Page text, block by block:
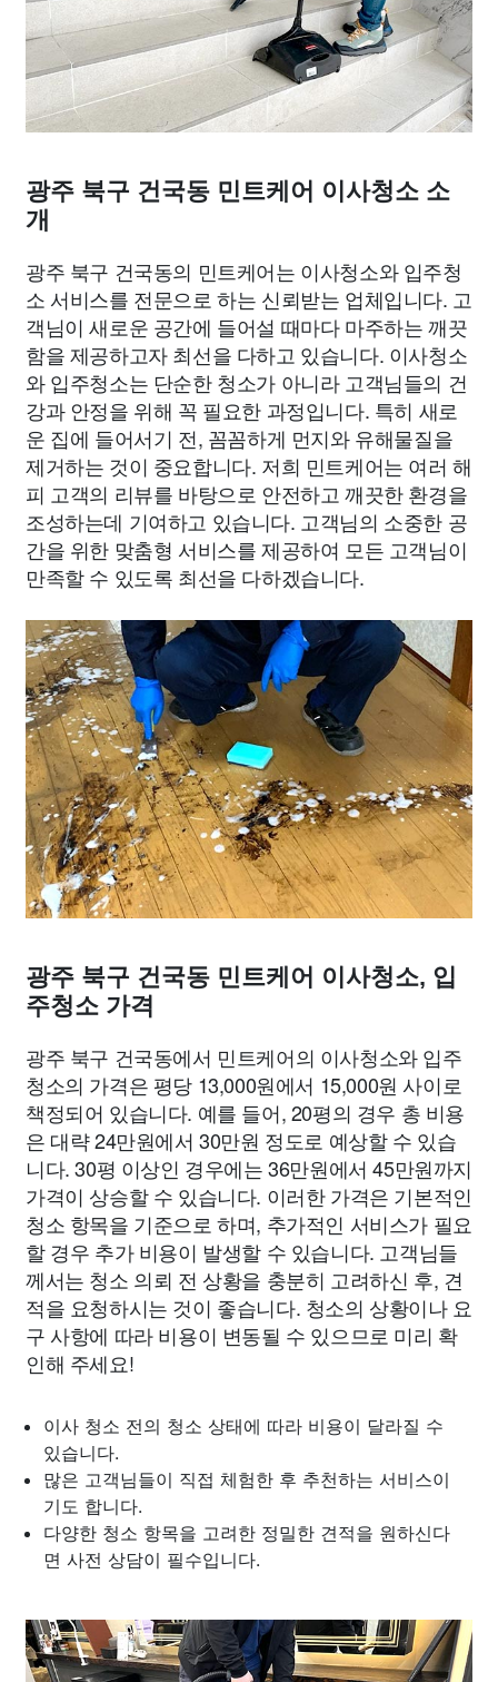
광주 북구 건국동 민트케어 이사청소 소
개
광주 북구 건국동의 민트케어는 이사청소와 입주청
소 서비스를 전문으로 하는 신뢰받는 업체입니다. 고
객님이 새로운 공간에 들어설 때마다 마주하는 깨끗
함을 제공하고자 최선을 다하고 있습니다. 이사청소
와 입주청소는 단순한 청소가 아니라 고객님들의 건
강과 안정을 위해 꼭 필요한 과정입니다. 특히 새로
운 집에 들어서기 전, 꼼꼼하게 먼지와 유해물질을
제거하는 것이 중요합니다. 저희 민트케어는 여러 해
피 고객의 리뷰를 바탕으로 안전하고 깨끗한 환경을
조성하는데 기여하고 있습니다. 고객님의 소중한 공
간을 위한 맞춤형 서비스를 제공하여 모든 고객님이
만족할 수 있도록 최선을 다하겠습니다.
광주 북구 건국동 민트케어 이사청소, 입
주청소 가격
광주 북구 건국동에서 민트케어의 이사청소와 입주
청소의 가격은 평당 13,000원에서 15,000원 사이로
책정되어 있습니다. 예를 들어, 20평의 경우 총 비용
은 대략 24만원에서 30만원 정도로 예상할 수 있습
니다. 30평 이상인 경우에는 36만원에서 45만원까지
가격이 상승할 수 있습니다. 이러한 가격은 기본적인
청소 항목을 기준으로 하며, 추가적인 서비스가 필요
할 경우 추가 비용이 발생할 수 있습니다. 고객님들
께서는 청소 의뢰 전 상황을 충분히 고려하신 후, 견
적을 요청하시는 것이 좋습니다. 청소의 상황이나 요
구 사항에 따라 비용이 변동될 수 있으므로 미리 확
인해 주세요!
이사 청소 전의 청소 상태에 따라 비용이 달라질 수
있습니다.
많은 고객님들이 직접 체험한 후 추천하는 서비스이
기도 합니다.
다양한 청소 항목을 고려한 정밀한 견적을 원하신다
면 사전 상담이 필수입니다.